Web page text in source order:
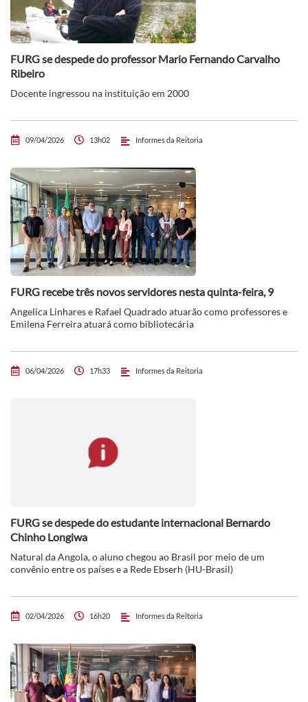
FURG se despede do professor Mario Fernando Carvalho
Ribeiro
Docente ingressou na instituição em 2000
09/04/2026 13h02 Informes da Reitoria
FURG recebe três novos servidores nesta quinta-feira, 9
Angelica Linhares e Rafael Quadrado atuarão como professores e
Emilena Ferreira atuará como bibliotecária
06/04/2026 17h33 Informes da Reitoria
FURG se despede do estudante internacional Bernardo
Chinho Longiwa
Natural da Angola, o aluno chegou ao Brasil por meio de um
convênio entre os países e a Rede Ebserh (HU-Brasil)
02/04/2026 16h20 Informes da Reitoria